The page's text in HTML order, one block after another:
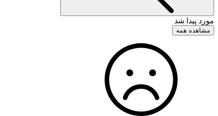
مورد پیدا شد
مشاهده همه